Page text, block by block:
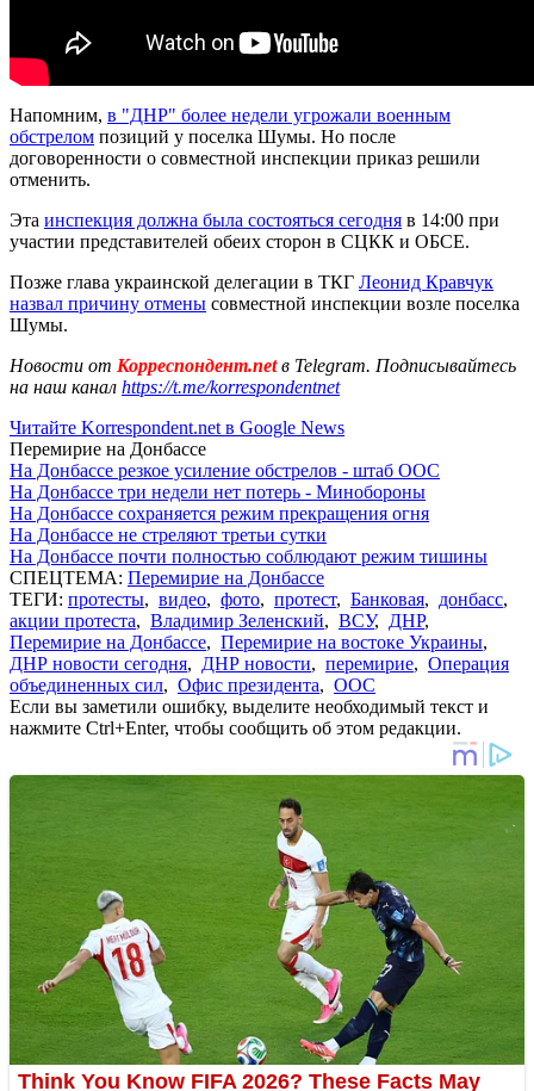
Напомним, в "ДНР" более недели угрожали военным
обстрелом позиций у поселка Шумы. Но после
договоренности о совместной инспекции приказ решили
отменить.
Эта инспекция должна была состояться сегодня в 14:00 при
участии представителей обеих сторон в СЦКК и ОБСЕ.
Позже глава украинской делегации в ТКГ Леонид Кравчук
назвал причину отмены совместной инспекции возле поселка
Шумы.
Новости от Корреспондент.netв Telegram. Подписывайтесь
на наш канал https://t.me/korrespondentnet
Читайте Korrespondent.net в Google News
Перемирие на Донбассе
На Донбассе резкое усиление обстрелов - штаб ООС
На Донбассе три недели нет потерь - Минобороны
На Донбассе сохраняется режим прекращения огня
На Донбассе не стреляют третьи сутки
На Донбассе почти полностью соблюдают режим тишины
СПЕЦТЕМА: Перемирие на Донбассе
ТЕГИ: протесты, видео, фото, протест, Банковая, донбасс,
акции протеста, Владимир Зеленский, ВСУ, ДНР,
Перемирие на Донбассе, Перемирие на востоке Украины,
ДНР новости сегодня, ДНР новости, перемирие, Операция
объединенных сил, Офис президента, ООС
Если вы заметили ошибку, выделите необходимый текст и
нажмите Ctrl+Enter, чтобы сообщить об этом редакции.